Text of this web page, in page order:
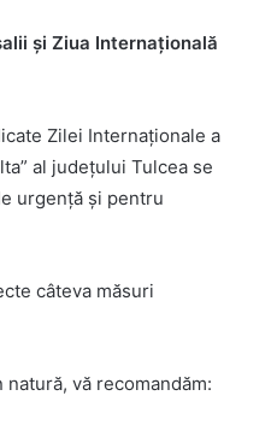
și Ziua Internațională
Zilei Internaționale a
al județului Tulcea se
urgență și pentru
câteva măsuri
vă recomandăm: